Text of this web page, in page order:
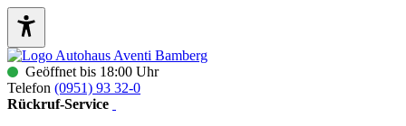
Geöffnet bis 18:00 Uhr
Telefon (0951) 93 32-0
Rückruf-Service